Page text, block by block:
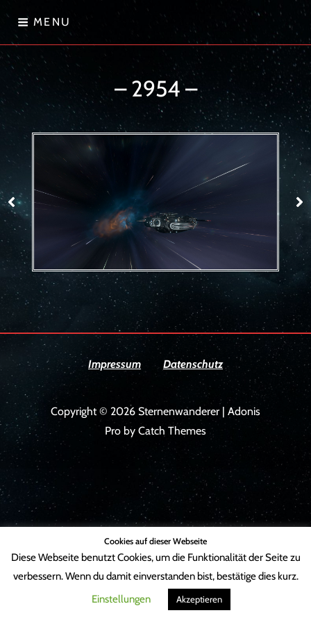
content
MENU
Sternenwanderer
– 2954 –
Impressum Datenschutz
Copyright © 2026 Sternenwanderer
Adonis
Pro by Catch Themes
Cookies auf dieser Webseite
Diese Webseite benutzt Cookies, um die Funktionalität der Seite zu
verbessern. Wenn du damit einverstanden bist, bestätige dies kurz.
Einstellungen
Akzeptieren